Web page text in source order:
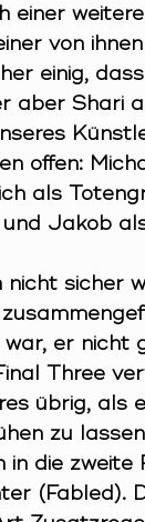
einer
von
einig,
aber Shari
offen:
als
Jakob
nicht sicher
er nicht
Three
übrig, als
zu
in die
(Fabled).